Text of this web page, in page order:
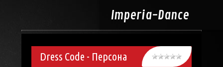
Imperia-Dance
Dress Code - Персона